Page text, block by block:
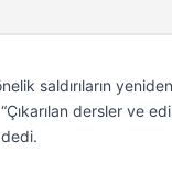
saldırıların
dersler ve